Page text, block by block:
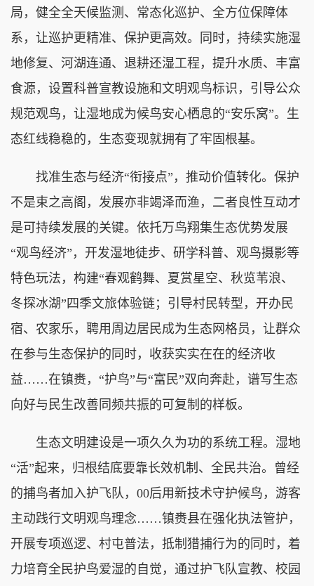
局，健全全天候监测、常态化巡护、全方位保障体
系，让巡护更精准、保护更高效。同时，持续实施湿
地修复、河湖连通、退耕还湿工程，提升水质、丰富
食源，设置科普宣教设施和文明观鸟标识，引导公众
规范观鸟，让湿地成为候鸟安心栖息的“安乐窝”。生
态红线稳稳的，生态变现就拥有了牢固根基。
找准生态与经济“衔接点”，推动价值转化。保护
不是束之高阁，发展亦非竭泽而渔，二者良性互动才
是可持续发展的关键。依托万鸟翔集生态优势发展
“观鸟经济”，开发湿地徒步、研学科普、观鸟摄影等
特色玩法，构建“春观鹤舞、夏赏星空、秋览苇浪、
冬探冰湖”四季文旅体验链；引导村民转型，开办民
宿、农家乐，聘用周边居民成为生态网格员，让群众
在参与生态保护的同时，收获实实在在的经济收
益……在镇赉，“护鸟”与“富民”双向奔赴，谱写生态
向好与民生改善同频共振的可复制的样板。
生态文明建设是一项久久为功的系统工程。湿地
“活”起来，归根结底要靠长效机制、全民共治。曾经
的捕鸟者加入护飞队，00后用新技术守护候鸟，游客
主动践行文明观鸟理念……镇赉县在强化执法管护，
开展专项巡逻、村屯普法，抵制猎捕行为的同时，着
力培育全民护鸟爱湿的自觉，通过护飞队宣教、校园